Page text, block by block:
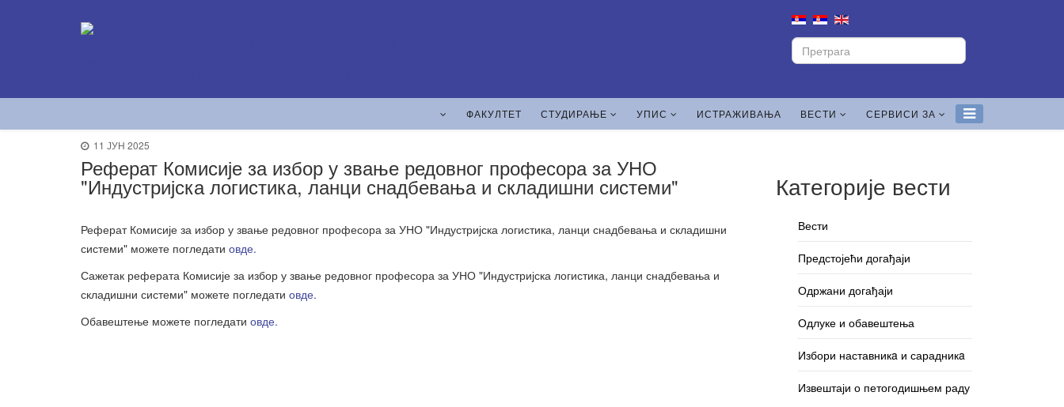
ФАКУЛТЕТ СТУДИРАЊЕ УПИС ИСТРАЖИВАЊА ВЕСТИ СЕРВИСИ ЗА
11 ЈУН 2025
Реферат Комисије за избор у звање редовног професора за УНО
"Индустријска логистика, ланци снадбевања и складишни системи"
Реферат Комисије за избор у звање редовног професора за УНО "Индустријска логистика, ланци снадбевања и складишни
системи" можете погледати овде.
Сажетак реферата Комисије за избор у звање редовног професора за УНО "Индустријска логистика, ланци снадбевања и
складишни системи" можете погледати овде.
Обавештење можете погледати овде.
Категорије вести
Вести
Предстојећи догађаји
Одржани догађаји
Одлуке и обавештења
Избори наставникa и сарадникa
Извештаји о петогодишњем раду